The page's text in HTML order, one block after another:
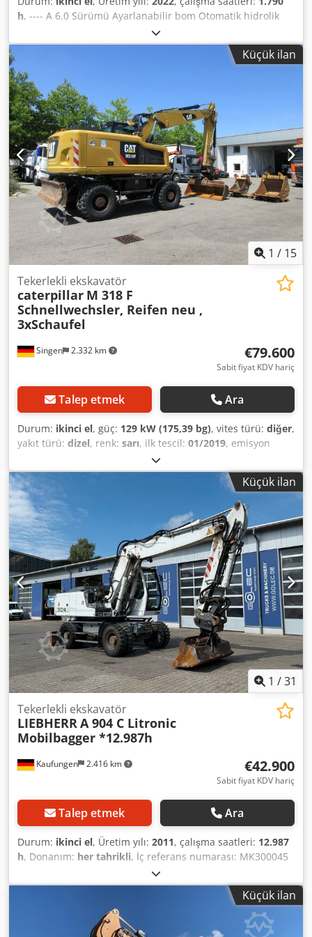
h, ---- A 6.0 Sürümü Ayarlanabilir bom Otomatik hidrolik
bağlantı sistemi Geri görüş kamerası 3. kontrol devresi
Radyo Dedpfxeznhv To Amieck MS03 güç eğim
Küçük ilan
1 / 15
Singen 2.332 km
Tekerlekli ekskavatör
caterpillar M 318 F
Schnellwechsler, Reifen neu ,
3xSchaufel
€79.600
Sabit fiyat KDV hariç
Talep etmek Ara
Durum: ikinci el, güç: 129 kW (175,39 bg), vites türü: diğer,
yakıt türü: dizel, renk: sarı, ilk tescil: 01/2019, emisyon
diğer
saatleri:7.162 h, şoför kabini:diğer, yakıt:dizel, Donanım:
her tahrikli, klima
, * Geri görüş kamerası * Hızlı bağlantı
sistemi CAT CW-20-H.4.N. Dcjdpfx Amozhbv Hoisk * Kazma
kepçesi 2,20 m * 2 adet derin kazma kepçesi 1,00 m + 0,50
m * Lastikler yeni ... Radyo, dört çeker, klima, hızlı bağlantı,
ikinci el araç, dizel, KDV dahil.
Küçük ilan
1 /31
Kaufungen 2.416 km
Tekerlekli ekskavatör
LIEBHERRA 904 C Litronic
Mobilbagger *12.987h
€42.900
Sabit fiyat KDV hariç
Talep etmek Ara
Durum: ikinci el, Üretim yılı: 2011, çalışma saatleri: 12.987
h, Donanım: her tahrikli, İç referans numarası: MK300045
Hemen teslim, Kaufungen'deki tesisimizde mevcuttur.
Daha fazla bilgi için: * Luis Lucena * Viktoria Sologubova
Almanca Liebherr A 904 C Litronic Mobil Ekskavatör | 20
ton | 12.987 çalışma saati 2011 model, kullanılmış bir
Liebherr A 904 C Litronic mobil ekskavatör satılıktır. Makine
Küçük ilan